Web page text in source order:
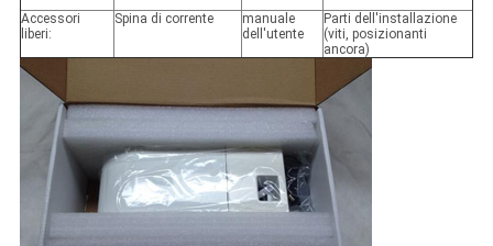
Accessori
liberi:
Spina di corrente
manuale
dell'utente
Parti dell'installazione
(viti, posizionanti
ancora)